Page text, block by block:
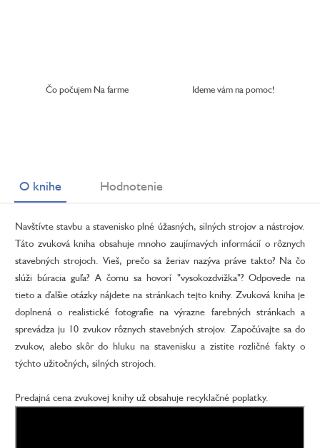
Čo počujem Na farme Ideme vám na pomoc!
O knihe Hodnotenie
Navštívte stavbu a stavenisko plné úžasných, silných strojov a nástrojov.
Táto zvuková kniha obsahuje mnoho zaujímavých informácií o rôznych
stavebných strojoch. Vieš, prečo sa žeriav nazýva práve takto? Na čo
slúži búracia guľa? A čomu sa hovorí "vysokozdvižka"? Odpovede na
tieto a ďalšie otázky nájdete na stránkach tejto knihy. Zvuková kniha je
doplnená o realistické fotografie na výrazne farebných stránkach a
sprevádza ju 10 zvukov rôznych stavebných strojov. Započúvajte sa do
zvukov, alebo skôr do hluku na stavenisku a zistite rozličné fakty o
týchto užitočných, silných strojoch.
Predajná cena zvukovej knihy už obsahuje recyklačné poplatky.